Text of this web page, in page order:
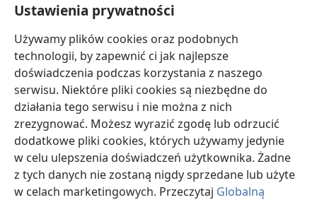
Ustawienia prywatności
Używamy plików cookies oraz podobnych
technologii, by zapewnić ci jak najlepsze
doświadczenia podczas korzystania z naszego
serwisu. Niektóre pliki cookies są niezbędne do
działania tego serwisu i nie można z nich
zrezygnować. Możesz wyrazić zgodę lub odrzucić
dodatkowe pliki cookies, których używamy jedynie
w celu ulepszenia doświadczeń użytkownika. Żadne
z tych danych nie zostaną nigdy sprzedane lub użyte
w celach marketingowych. Przeczytaj Globalną
Darowizny
(opens
new
window)BIBLIOTEKA INTERNETOWA Strażnicy
(opens
new
window)JW Hub
(opens
new
window)JW Library
Watchtower Library